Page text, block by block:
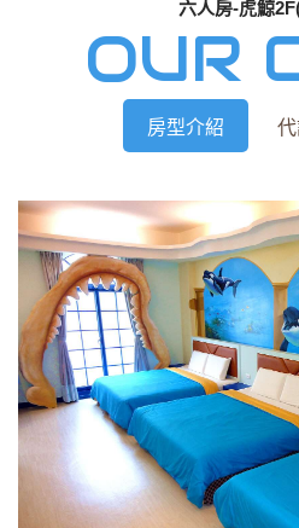
六人房-虎鯨
OUR
房型介紹